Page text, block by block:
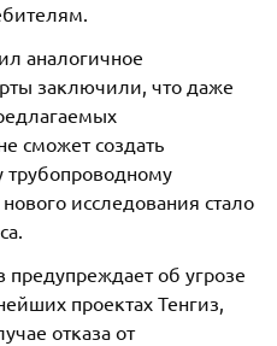
аналогичное
заключили, что даже
сможет создать
трубопроводному
исследования стало
об угрозе
проектах Тенгиз,
отказа от